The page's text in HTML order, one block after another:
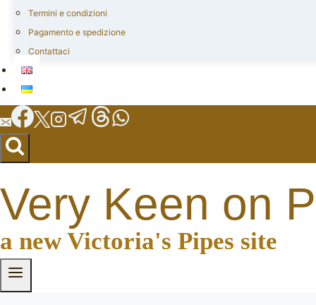
Termini e condizioni
Pagamento e spedizione
Contattaci
Very Keen on
a new Victoria's Pipes site